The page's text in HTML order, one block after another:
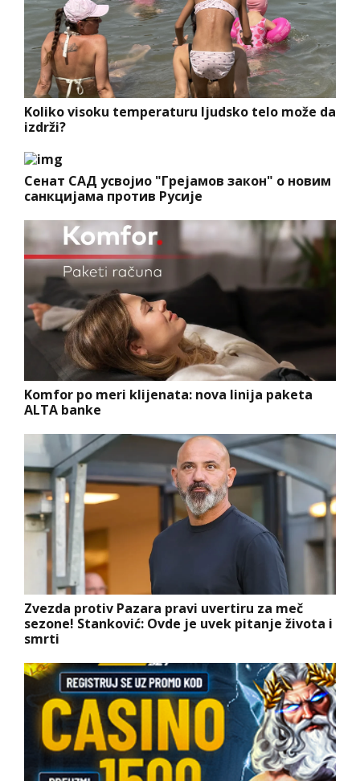
Koliko visoku temperaturu ljudsko telo može da
izdrži?
Сенат САД усвојио "Грејамов закон" о новим
санкцијама против Русије
Komfor po meri klijenata: nova linija paketa
ALTA banke
Zvezda protiv Pazara pravi uvertiru za meč
sezone! Stanković: Ovde je uvek pitanje života i
smrti